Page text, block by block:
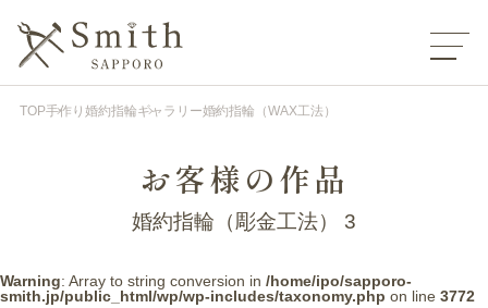
TOP手作り婚約指輪ギャラリー婚約指輪（WAX工法）
お客様の作品
婚約指輪（彫金工法） 3
Warning: Array to string conversion in /home/ipo/sapporo-
smith.jp/public_html/wp/wp-includes/taxonomy.php on line 3772